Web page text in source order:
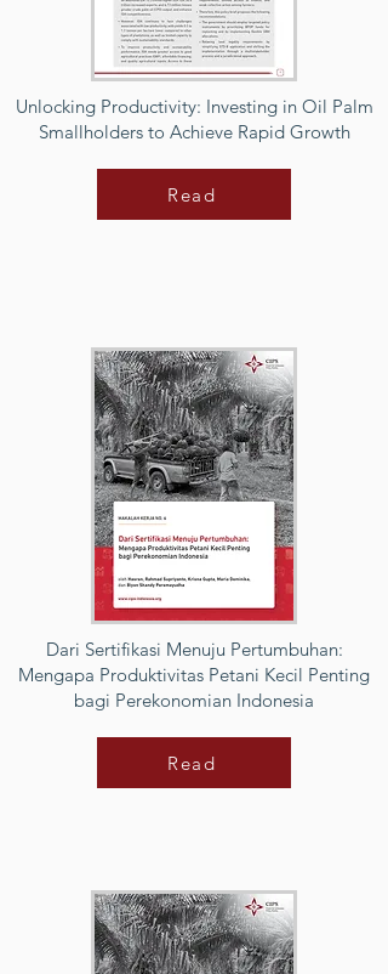
Unlocking Productivity: Investing in Oil Palm
Smallholders to Achieve Rapid Growth
Read
Dari Sertifikasi Menuju Pertumbuhan:
Mengapa Produktivitas Petani Kecil Penting
bagi Perekonomian Indonesia
Read